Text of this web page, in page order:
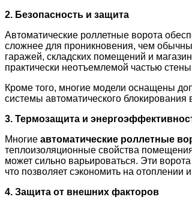
2. Безопасность и защита
Автоматические роллетные ворота
сложнее для проникновения, чем
гаражей, складских помещений и
практически неотъемлемой частью
Кроме того, многие модели оснащены
системы автоматического блокирования
3. Термозащита и
Многие автоматические роллетные
теплоизоляционные свойства
может сильно варьироваться. Эти
что позволяет сэкономить на отоплении
4. Защита от внешних факторов